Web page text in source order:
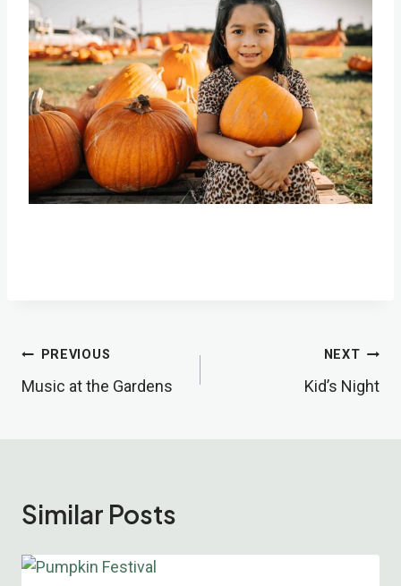
Post
Navigation
PREVIOUS
Music at the Gardens
NEXT
Kid’s Night
Similar Posts